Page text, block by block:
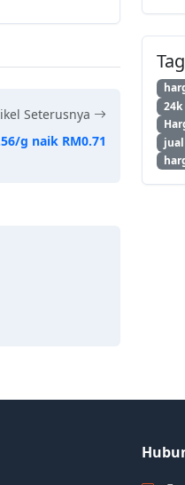
Seterusnya
g naik RM0.71